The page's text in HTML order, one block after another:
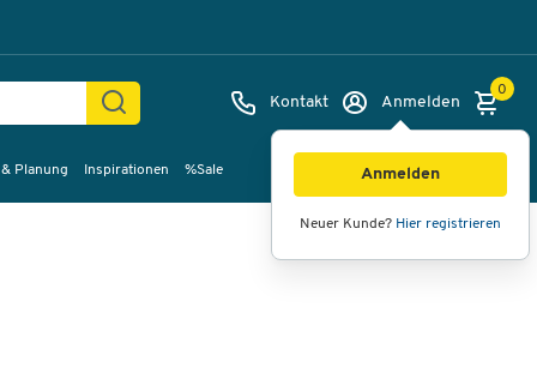
Kontakt Anmelden
Anmelden
Neuer Kunde? Hier registrieren
0
Planung Inspirationen %Sale
Bilder Videos 360°-Ansicht